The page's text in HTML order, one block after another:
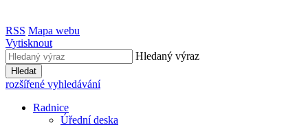
RSS Mapa webu
Vytisknout
Hledaný výraz
Hledat
rozšířené vyhledávání
Radnice
Úřední deska